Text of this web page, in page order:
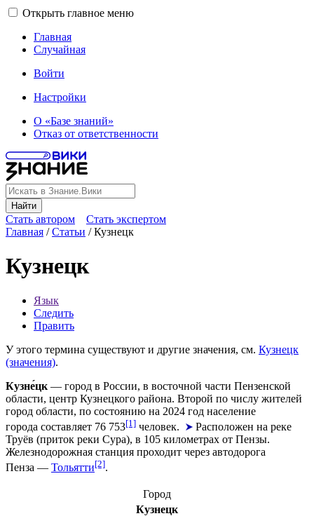
Открыть главное меню
Главная
Случайная
Войти
Настройки
О «Базе знаний»
Отказ от ответственности
Найти
Стать автором
Стать экспертом
Главная /Статьи /Кузнецк
Кузнецк
Язык
Следить
Править
У этого термина существуют и другие значения, см. Кузнецк
(значения).
Кузне́цк — город в России, в восточной части Пензенской
области, центр Кузнецкого района. Второй по числу жителей
город области, по состоянию на 2024 год население
города составляет 76 753[1] человек.
Расположен на реке
Труёв (приток реки Сура), в 105 километрах от Пензы.
Железнодорожная станция проходит через автодорога
Пенза — Тольятти[2].
Город
Кузнецк